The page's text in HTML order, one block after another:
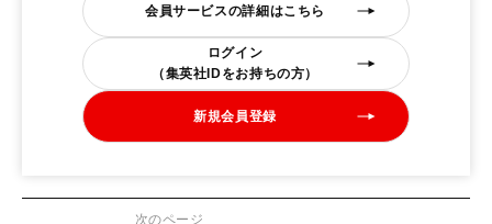
会員サービスの詳細はこちら
ログイン
（集英社IDをお持ちの方）
新規会員登録
次のページ